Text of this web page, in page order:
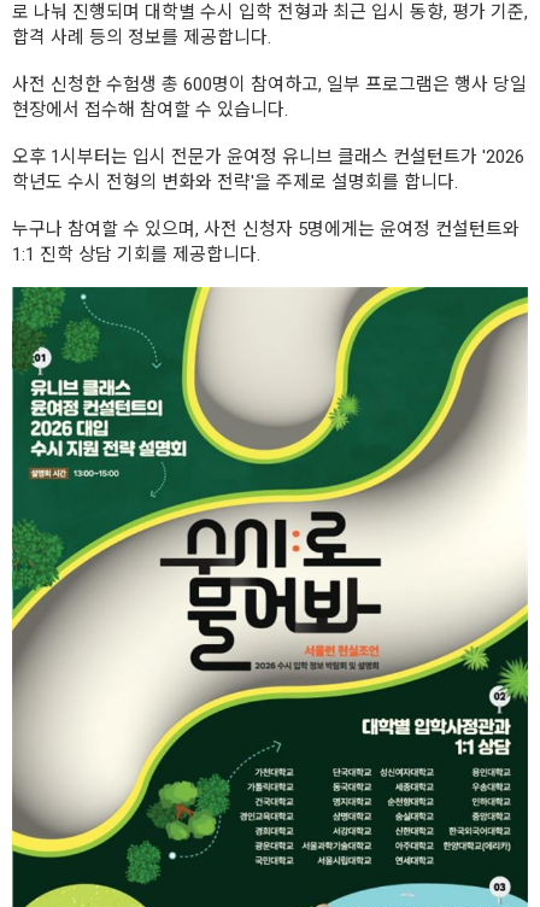
로 나눠 진행되며 대학별 수시 입학 전형과 최근 입시 동향, 평가 기준,
합격 사례 등의 정보를 제공합니다.
사전 신청한 수험생 총 600명이 참여하고, 일부 프로그램은 행사 당일
현장에서 접수해 참여할 수 있습니다.
오후 1시부터는 입시 전문가 윤여정 유니브 클래스 컨설턴트가 '2026
학년도 수시 전형의 변화와 전략'을 주제로 설명회를 합니다.
누구나 참여할 수 있으며, 사전 신청자 5명에게는 윤여정 컨설턴트와
1:1 진학 상담 기회를 제공합니다.